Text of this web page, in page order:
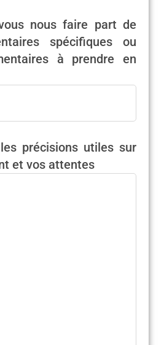
nous faire part de
spécifiques ou
à prendre en
précisions utiles sur
et vos attentes